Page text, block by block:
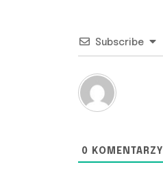
Subscribe
0 KOMENTARZY